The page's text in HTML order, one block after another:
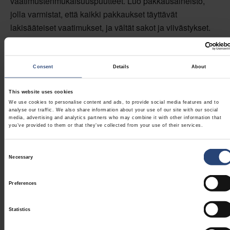
Consent Details About
This website uses cookies
We use cookies to personalise content and ads, to provide social media features and to
analyse our traffic. We also share information about your use of our site with our social
media, advertising and analytics partners who may combine it with other information that
you’ve provided to them or that they’ve collected from your use of their services.
Necessary
Preferences
Statistics
jolla varmistat, että kaikki pakkaukset täyttävät
lakisääteiset vaatimukset, ja vältät sakot ja viivästykset.
Nefabin
pakkausarviointi